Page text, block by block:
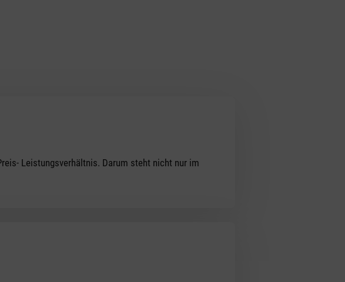
Leistungsverhältnis. Darum steht nicht nur im